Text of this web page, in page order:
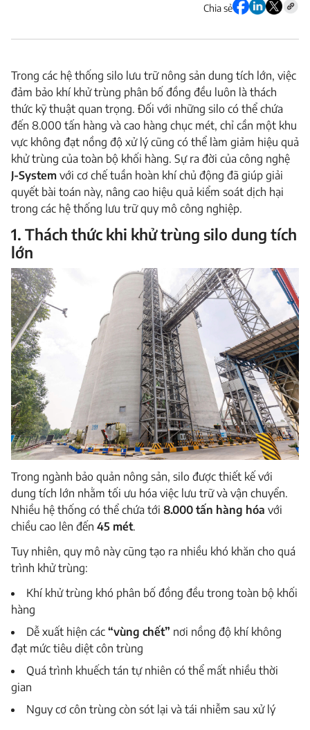
Chia sẻ
Trong các hệ thống silo lưu trữ nông sản dung tích lớn, việc
đảm bảo khí khử trùng phân bố đồng đều luôn là thách
thức kỹ thuật quan trọng. Đối với những silo có thể chứa
đến 8.000 tấn hàng và cao hàng chục mét, chỉ cần một khu
vực không đạt nồng độ xử lý cũng có thể làm giảm hiệu quả
khử trùng của toàn bộ khối hàng. Sự ra đời của công nghệ
J-System với cơ chế tuần hoàn khí chủ động đã giúp giải
quyết bài toán này, nâng cao hiệu quả kiểm soát dịch hại
trong các hệ thống lưu trữ quy mô công nghiệp.
1. Thách thức khi khử trùng silo dung tích
lớn
Trong ngành bảo quản nông sản, silo được thiết kế với
dung tích lớn nhằm tối ưu hóa việc lưu trữ và vận chuyển.
Nhiều hệ thống có thể chứa tới 8.000 tấn hàng hóa với
chiều cao lên đến 45 mét.
Tuy nhiên, quy mô này cũng tạo ra nhiều khó khăn cho quá
trình khử trùng:
Khí khử trùng khó phân bố đồng đều trong toàn bộ khối
hàng
Dễ xuất hiện các “vùng chết” nơi nồng độ khí không
đạt mức tiêu diệt côn trùng
Quá trình khuếch tán tự nhiên có thể mất nhiều thời
gian
Nguy cơ côn trùng còn sót lại và tái nhiễm sau xử lý